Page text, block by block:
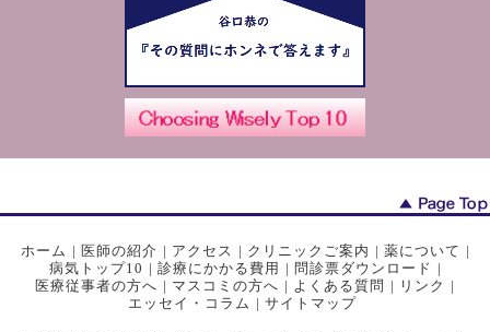
ホーム | 医師の紹介 | アクセス | クリニックご案内 | 薬について |
病気トップ10 | 診療にかかる費用 | 問診票ダウンロード |
医療従事者の方へ | マスコミの方へ | よくある質問 | リンク |
エッセイ・コラム | サイトマップ